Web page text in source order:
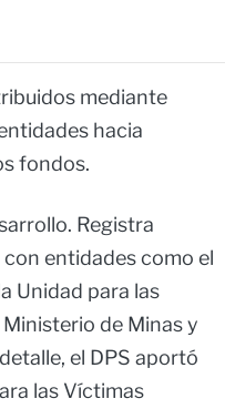
mediante
hacia
fondos.
Registra
entidades como el
Unidad para las
de Minas y
el DPS aportó
las Víctimas